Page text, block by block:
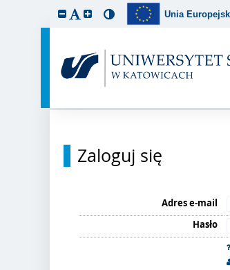
Unia
Zaloguj się
Adres e-mail
Hasło